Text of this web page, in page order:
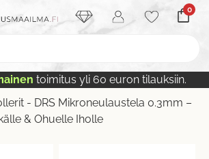
0
toimitus yli 60 euron tilauksiin.
- DRS Mikroneulaustela 0.3mm –
& Ohuelle Iholle